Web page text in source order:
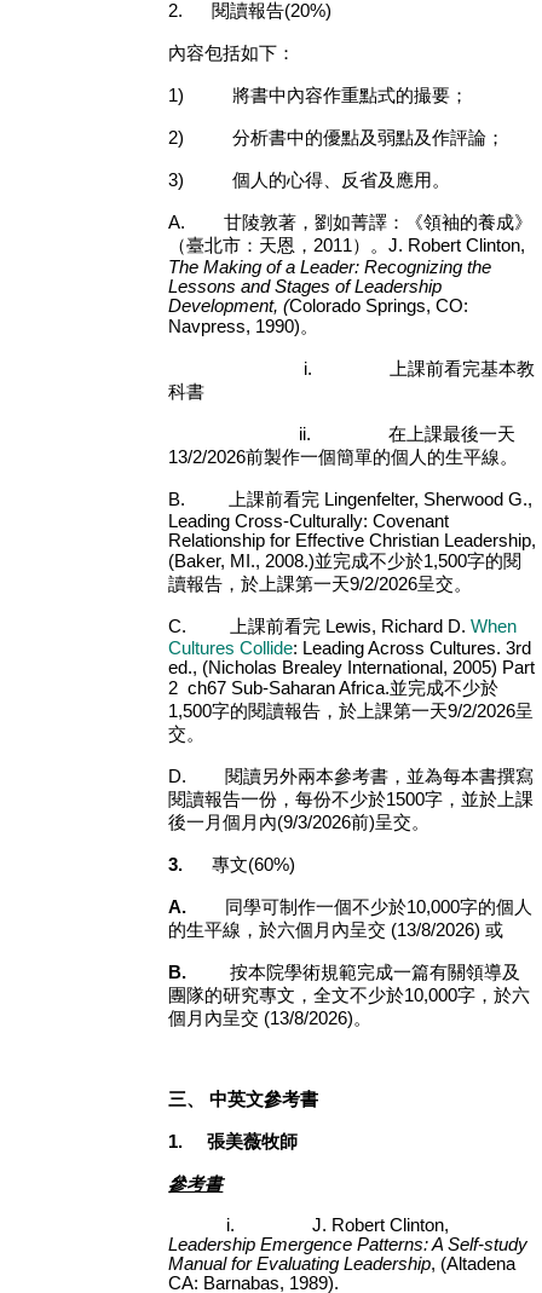
2. 閱讀報告(20%)
內容包括如下：
1)將書中內容作重點式的撮要；
2)分析書中的優點及弱點及作評論；
3)個人的心得、反省及應用。
A.甘陵敦著，劉如菁譯：《領袖的養成》
（臺北市：天恩， 2011）。J. Robert Clinton,
The Making of a Leader: Recognizing the
Lessons and Stages of Leadership
Development, (Colorado Springs, CO:
Navpress, 1990)。
i.
上課前看完基本教
科書
ii.在上課最後一天
13/2/2026前製作一個簡單的個人的生平線。
B. 上課前看完 Lingenfelter, Sherwood G.,
Leading Cross-Culturally: Covenant
Relationship for Effective Christian Leadership,
(Baker, MI., 2008.)並完成不少於1,500字的閱
讀報告，於上課第一天9/2/2026呈交。
C. 上課前看完 Lewis, Richard D.When
Cultures Collide: Leading Across Cultures. 3rd
ed., (Nicholas Brealey International, 2005) Part
2 ch67 Sub-Saharan Africa.並完成不少於
1,500字的閱讀報告，於上課第一天9/2/2026呈
交。
D. 閱讀另外兩本參考書，並為每本書撰寫
閱讀報告一份，每份不少於1500字，並於上課
後一月個月內(9/3/2026前)呈交。
3.專文(60%)
A. 同學可制作一個不少於10,000字的個人
的生平線，於六個月內呈交 (13/8/2026)或
B.按本院學術規範完成一篇有關領導及
團隊的研究專文，全文不少於10,000字，於六
個月內呈交 (13/8/2026)。
三、中英文參考書
1.張美薇牧師
參考書
i.J. Robert Clinton,
Leadership Emergence Patterns: A Self-study
Manual for Evaluating Leadership, (Altadena
CA: Barnabas, 1989).